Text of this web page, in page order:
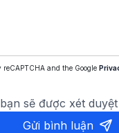
reCAPTCHA and the Google
sẽ được xét
Gửi bình luận